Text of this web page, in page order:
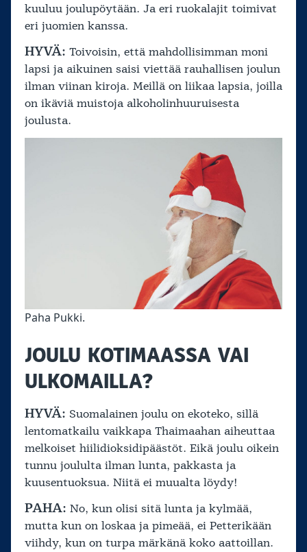
kuuluu joulupöytään. Ja eri ruokalajit toimivat
eri juomien kanssa.
HYVÄ: Toivoisin, että mahdollisimman moni
lapsi ja aikuinen saisi viettää rauhallisen joulun
ilman viinan kiroja. Meillä on liikaa lapsia, joilla
on ikäviä muistoja alkoholinhuuruisesta
joulusta.
Paha Pukki.
JOULU KOTIMAASSA VAI
ULKOMAILLA?
HYVÄ: Suomalainen joulu on ekoteko, sillä
lentomatkailu vaikkapa Thaimaahan aiheuttaa
melkoiset hiilidioksidipäästöt. Eikä joulu oikein
tunnu joululta ilman lunta, pakkasta ja
kuusentuoksua. Niitä ei muualta löydy!
PAHA: No, kun olisi sitä lunta ja kylmää,
mutta kun on loskaa ja pimeää, ei Petterikään
viihdy, kun on turpa märkänä koko aattoillan.